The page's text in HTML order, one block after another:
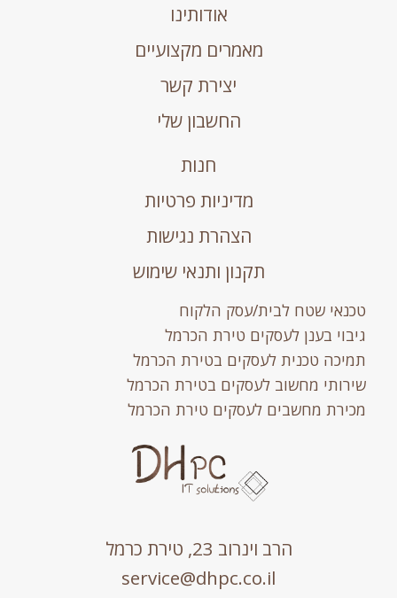
אודותינו
מאמרים מקצועיים
יצירת קשר
החשבון שלי
חנות
מדיניות פרטיות
הצהרת נגישות
תקנון ותנאי שימוש
טכנאי שטח לבית/עסק הלקוח
גיבוי בענן לעסקים טירת הכרמל
תמיכה טכנית לעסקים בטירת הכרמל
שירותי מחשוב לעסקים בטירת הכרמל
מכירת מחשבים לעסקים טירת הכרמל
הרב וינרוב 23, טירת כרמל
service@dhpc.co.il